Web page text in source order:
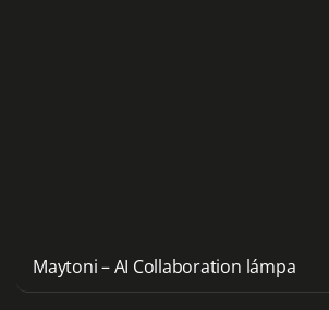
Maytoni – AI Collaboration lámpa